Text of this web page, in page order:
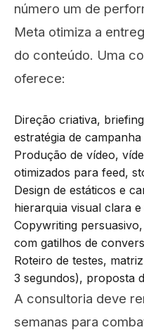
número um de
Meta otimiza a
do conteúdo. Uma
oferece:
Direção criativa,
estratégia de campanha
Produção de vídeo,
otimizados para feed,
Design de estáticos e
hierarquia visual clara e
Copywriting
com gatilhos de
Roteiro de testes,
3 segundos), proposta
A consultoria deve
semanas para